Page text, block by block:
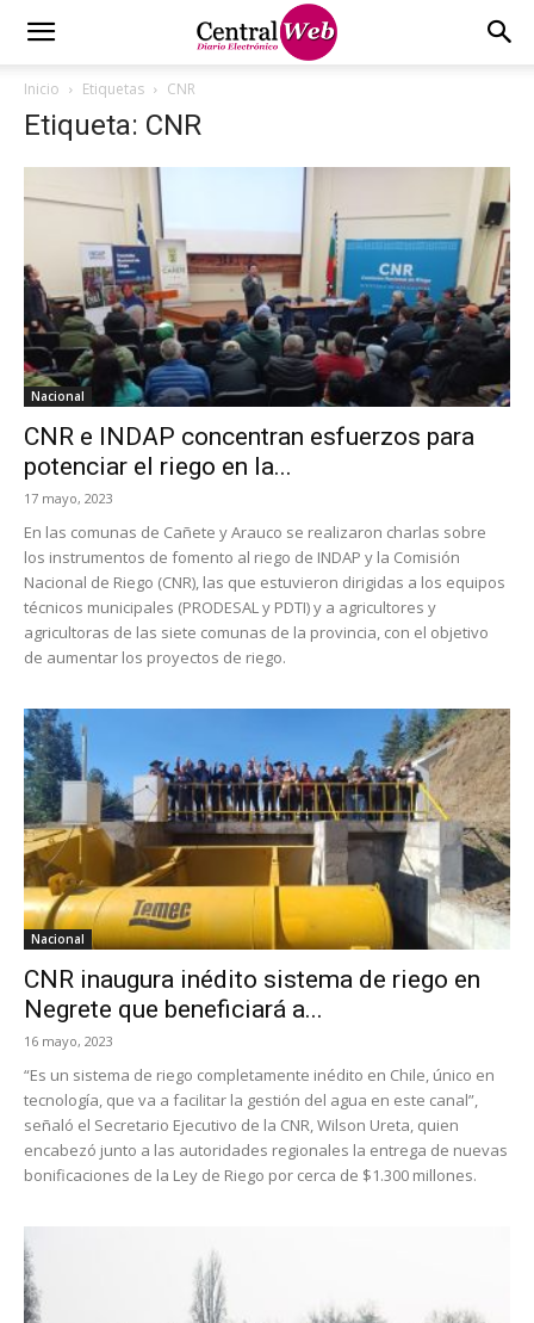
Inicio Etiquetas CNR
Etiqueta: CNR
Nacional
CNR e INDAP concentran esfuerzos para
potenciar el riego en la...
17 mayo, 2023
En las comunas de Cañete y Arauco se realizaron charlas sobre
los instrumentos de fomento al riego de INDAP y la Comisión
Nacional de Riego (CNR), las que estuvieron dirigidas a los equipos
técnicos municipales (PRODESAL y PDTI) y a agricultores y
agricultoras de las siete comunas de la provincia, con el objetivo
de aumentar los proyectos de riego.
Nacional
CNR inaugura inédito sistema de riego en
Negrete que beneficiará a...
16 mayo, 2023
“Es un sistema de riego completamente inédito en Chile, único en
tecnología, que va a facilitar la gestión del agua en este canal”,
señaló el Secretario Ejecutivo de la CNR, Wilson Ureta, quien
encabezó junto a las autoridades regionales la entrega de nuevas
bonificaciones de la Ley de Riego por cerca de $1.300 millones.